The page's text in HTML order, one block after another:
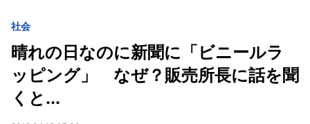
社会
晴れの日なのに新聞に「ビニールラ
ッピング」 なぜ？販売所長に話を聞
くと...